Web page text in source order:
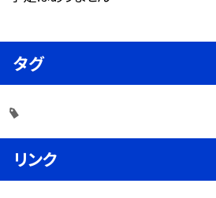
タグ
リンク